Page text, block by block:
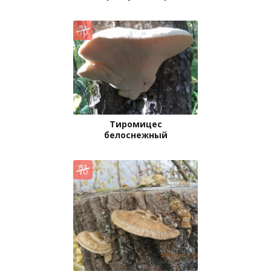
Тиромицес
белоснежный